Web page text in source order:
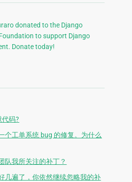
donated to the Django
to support Django
Donate today!
代码?
个工单系统 bug 的修复。为什么
队我所关注的补丁？
几遍了，你依然继续忽略我的补